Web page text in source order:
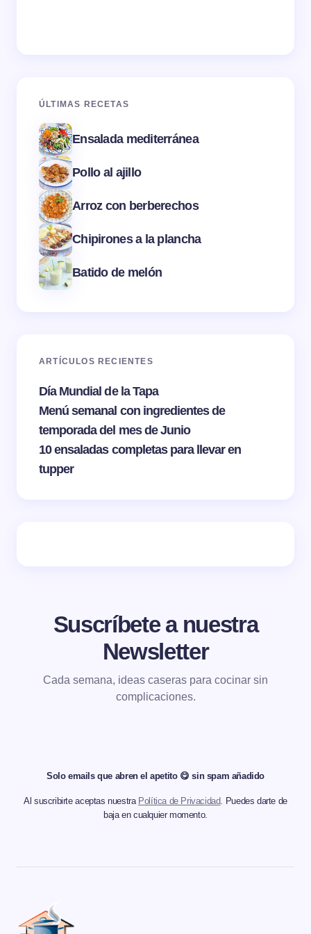
ÚLTIMAS RECETAS
Ensalada mediterránea
Pollo al ajillo
Arroz con berberechos
Chipirones a la plancha
Batido de melón
ARTÍCULOS RECIENTES
Día Mundial de la Tapa
Menú semanal con ingredientes de
temporada del mes de Junio
10 ensaladas completas para llevar en
tupper
Suscríbete a nuestra
Newsletter
Cada semana, ideas caseras para cocinar sin
complicaciones.
Solo emails que abren el apetito 😋 sin spam añadido
Al suscribirte aceptas nuestra Política de Privacidad. Puedes darte de
baja en cualquier momento.